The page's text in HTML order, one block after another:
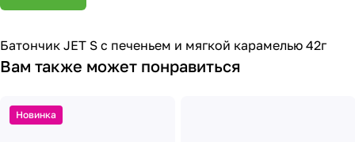
Батончик JET S с печеньем и мягкой карамелью 42г
Вам также может понравиться
Новинка